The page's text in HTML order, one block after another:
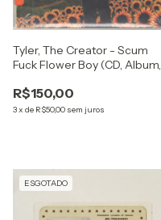
Tyler, The Creator - Scum
Fuck Flower Boy (CD, Album,
R$150,00
3x de R$50,00 sem juros
ESGOTADO